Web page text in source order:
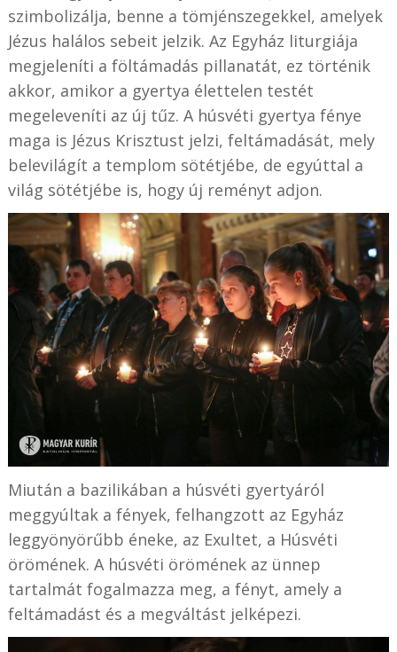
szimbolizálja, benne a tömjénszegekkel, amelyek
Jézus halálos sebeit jelzik. Az Egyház liturgiája
megjeleníti a föltámadás pillanatát, ez történik
akkor, amikor a gyertya élettelen testét
megeleveníti az új tűz. A húsvéti gyertya fénye
maga is Jézus Krisztust jelzi, feltámadását, mely
belevilágít a templom sötétjébe, de egyúttal a
világ sötétjébe is, hogy új reményt adjon.
Miután a bazilikában a húsvéti gyertyáról
meggyúltak a fények, felhangzott az Egyház
leggyönyörűbb éneke, az Exultet, a Húsvéti
örömének. A húsvéti örömének az ünnep
tartalmát fogalmazza meg, a fényt, amely a
feltámadást és a megváltást jelképezi.